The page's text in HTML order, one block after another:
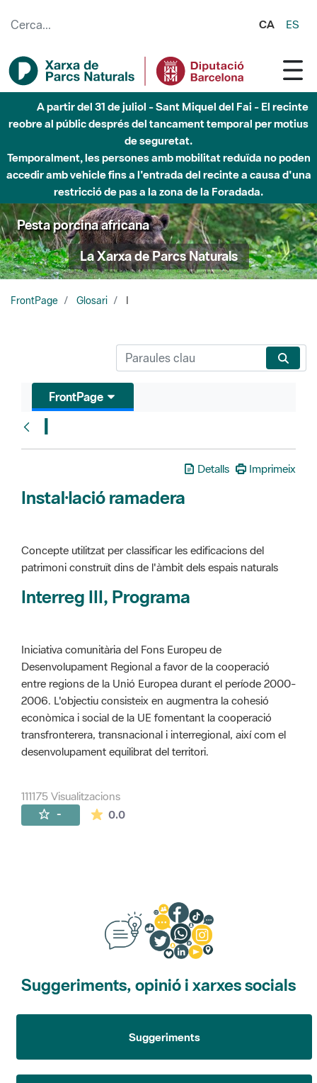
CA ES
A partir del 31 de juliol - Sant Miquel del Fai - El recinte
reobre al públic després del tancament temporal per motius
de seguretat.
Temporalment, les persones amb mobilitat reduïda no poden
accedir amb vehicle fins a l'entrada del recinte a causa d'una
restricció de pas a la zona de la Foradada.
Pesta porcina africana
La Xarxa de Parcs Naturals
FrontPage Glosari
FrontPage
I
Detalls Imprimeix
Instal·lació ramadera
Concepte utilitzat per classificar les edificacions del
patrimoni construït dins de l'àmbit dels espais naturals
Interreg III, Programa
Iniciativa comunitària del Fons Europeu de
Desenvolupament Regional a favor de la cooperació
entre regions de la Unió Europea durant el període 2000-
2006. L'objectiu consisteix en augmentra la cohesió
econòmica i social de la UE fomentant la cooperació
transfronterera, transnacional i interregional, així com el
desenvolupament equilibrat del territori.
111175 Visualitzacions
- 0.0La mitjana de les valoracions és de 0
Suggeriments, opinió i xarxes socials
Suggeriments